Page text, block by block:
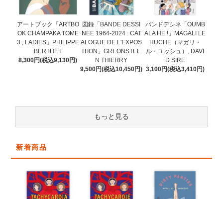
アートブック「ARTBO
OK CHAMPAKA TOME
3 ; LADIES」PHILIPPE
BERTHET
8,300円(税込9,130円)
図録「BANDE DESSI
NEE 1964-2024 : CAT
ALOGUE DE L'EXPOS
ITION」GREONSTEE
N THIERRY
9,500円(税込10,450円)
バンドデシネ「OUMB
ALA HE !」MAGALI LE
HUCHE（マガリ・
ル・ユッシュ）, DAVI
D SIRE
3,100円(税込3,410円)
もっと見る
新着商品